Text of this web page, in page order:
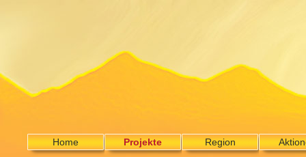
Home Projekte Region